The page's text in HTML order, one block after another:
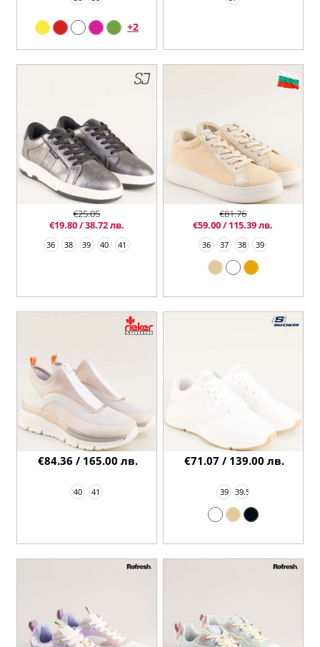
+2
36 38 39 40 41
€25.05
€19.80 / 38.72 лв.
36 37 38 39
€81.76
€59.00 / 115.39 лв.
40 41
€84.36 / 165.00 лв.
39 39.5
€71.07 / 139.00 лв.